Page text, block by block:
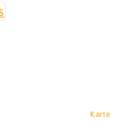
Karte